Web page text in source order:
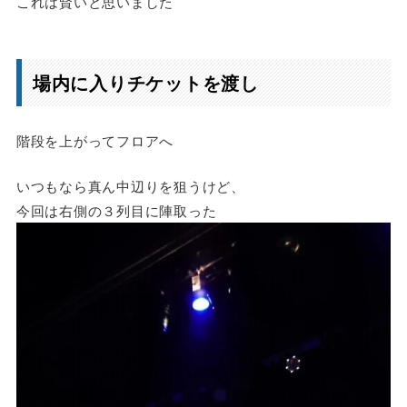
場内に入りチケットを渡し
階段を上がってフロアへ
いつもなら真ん中辺りを狙うけど、
今回は右側の３列目に陣取った